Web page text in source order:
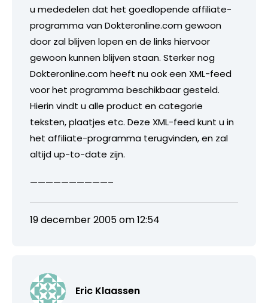
u mededelen dat het goedlopende affiliate-
programma van Dokteronline.com gewoon
door zal blijven lopen en de links hiervoor
gewoon kunnen blijven staan. Sterker nog
Dokteronline.com heeft nu ook een XML-feed
voor het programma beschikbaar gesteld.
Hierin vindt u alle product en categorie
teksten, plaatjes etc. Deze XML-feed kunt u in
het affiliate-programma terugvinden, en zal
altijd up-to-date zijn.
——————————–
19 december 2005 om 12:54
Eric Klaassen